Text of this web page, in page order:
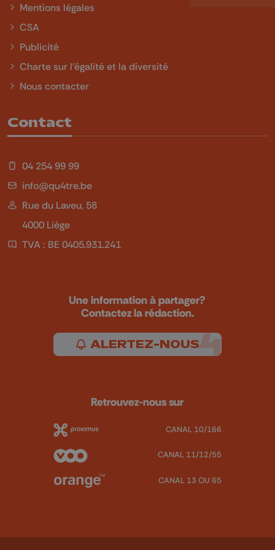
Mentions légales
CSA
Publicité
Charte sur l'égalité et la diversité
Nous contacter
Contact
04 254 99 99
info@qu4tre.be
Rue du Laveu, 58
4000 Liège
TVA : BE 0405.931.241
Une information à partager?
Contactez la rédaction.
ALERTEZ-NOUS
Retrouvez-nous sur
CANAL 10/166
CANAL 11/12/55
CANAL 13 OU 65